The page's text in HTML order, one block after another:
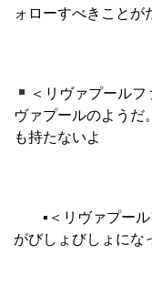
ォローすべきことが
＜リヴァプール
ヴァプールのようだ
も持たないよ
▪︎ ＜リヴァプー
がびしょびしょにな